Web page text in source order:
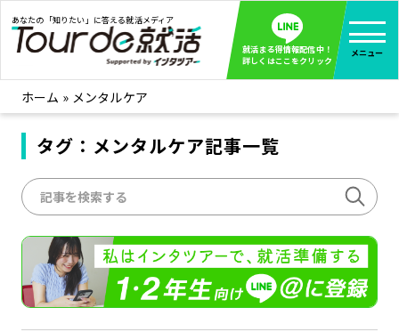
あなたの「知りたい」に答える就活メディア
就活まる得情報配信中！
詳しくはここをクリック
メニュー
就活ノウハウ 全て見る
企業まる見え！特捜部
みんなが知らない企業の裏側を徹底調査！
インタツアー活動レポ 全て見る
インタツアーを使ってどうだった？OBOG成功談
社会人インタビュー 全て見る
社会人になった今、就活を振り返ってみた
学生就活ブログ 全て見る
ホーム » メンタルケア
タグ：メンタルケア記事一覧